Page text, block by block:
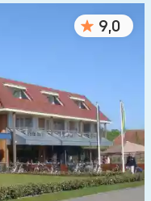
(max. km):
5
9,0